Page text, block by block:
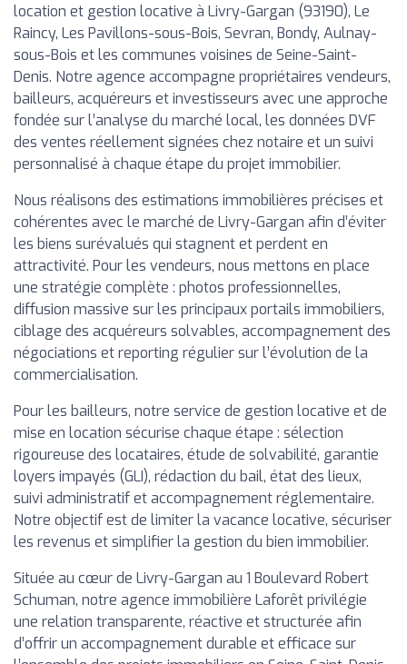
location et gestion locative à Livry-Gargan (93190), Le
Raincy, Les Pavillons-sous-Bois, Sevran, Bondy, Aulnay-
sous-Bois et les communes voisines de Seine-Saint-
Denis. Notre agence accompagne propriétaires vendeurs,
bailleurs, acquéreurs et investisseurs avec une approche
fondée sur l’analyse du marché local, les données DVF
des ventes réellement signées chez notaire et un suivi
personnalisé à chaque étape du projet immobilier.
Nous réalisons des estimations immobilières précises et
cohérentes avec le marché de Livry-Gargan afin d’éviter
les biens surévalués qui stagnent et perdent en
attractivité. Pour les vendeurs, nous mettons en place
une stratégie complète : photos professionnelles,
diffusion massive sur les principaux portails immobiliers,
ciblage des acquéreurs solvables, accompagnement des
négociations et reporting régulier sur l’évolution de la
commercialisation.
Pour les bailleurs, notre service de gestion locative et de
mise en location sécurise chaque étape : sélection
rigoureuse des locataires, étude de solvabilité, garantie
loyers impayés (GLI), rédaction du bail, état des lieux,
suivi administratif et accompagnement réglementaire.
Notre objectif est de limiter la vacance locative, sécuriser
les revenus et simplifier la gestion du bien immobilier.
Située au cœur de Livry-Gargan au 1 Boulevard Robert
Schuman, notre agence immobilière Laforêt privilégie
une relation transparente, réactive et structurée afin
d’offrir un accompagnement durable et efficace sur